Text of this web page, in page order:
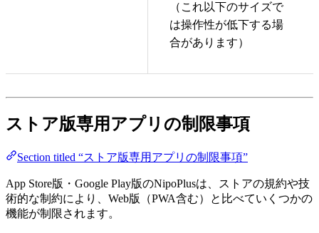
（これ以下のサイズで
は操作性が低下する場
合があります）
ストア版専用アプリの制限事項
Section titled “ストア版専用アプリの制限事項”
App Store版・Google Play版のNipoPlusは、ストアの規約や技
術的な制約により、Web版（PWA含む）と比べていくつかの
機能が制限されます。